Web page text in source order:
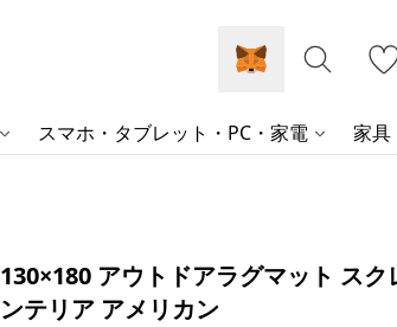
スマホ・タブレット・PC・家電 家具
130×180 アウトドアラグマット スク
ンテリア アメリカン